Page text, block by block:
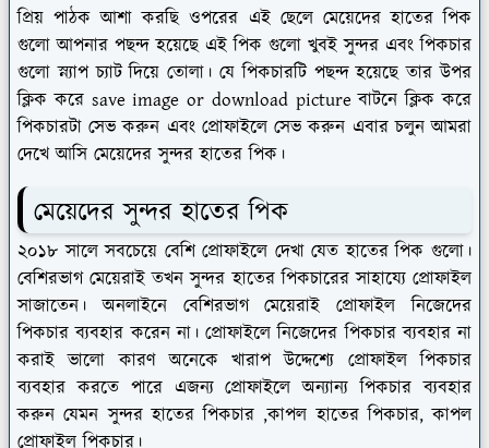
প্রিয় পাঠক আশা করছি ওপরের এই ছেলে মেয়েদের হাতের পিক
গুলো আপনার পছন্দ হয়েছে এই পিক গুলো খুবই সুন্দর এবং পিকচার
গুলো স্ন্যাপ চ্যাট দিয়ে তোলা। যে পিকচারটি পছন্দ হয়েছে তার উপর
ক্লিক করে save image or download picture বাটনে ক্লিক করে
পিকচারটা সেভ করুন এবং প্রোফাইলে সেভ করুন এবার চলুন আমরা
দেখে আসি মেয়েদের সুন্দর হাতের পিক।
মেয়েদের সুন্দর হাতের পিক
২০১৮ সালে সবচেয়ে বেশি প্রোফাইলে দেখা যেত হাতের পিক গুলো।
বেশিরভাগ মেয়েরাই তখন সুন্দর হাতের পিকচারের সাহায্যে প্রোফাইল
সাজাতেন। অনলাইনে বেশিরভাগ মেয়েরাই প্রোফাইল নিজেদের
পিকচার ব্যবহার করেন না। প্রোফাইলে নিজেদের পিকচার ব্যবহার না
করাই ভালো কারণ অনেকে খারাপ উদ্দেশ্যে প্রোফাইল পিকচার
ব্যবহার করতে পারে এজন্য প্রোফাইলে অন্যান্য পিকচার ব্যবহার
করুন যেমন সুন্দর হাতের পিকচার ,কাপল হাতের পিকচার, কাপল
প্রোফাইল পিকচার।